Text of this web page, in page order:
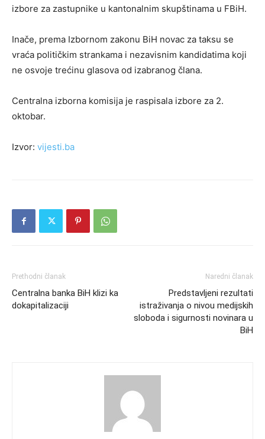
izbore za zastupnike u kantonalnim skupštinama u FBiH.
Inače, prema Izbornom zakonu BiH novac za taksu se
vraća političkim strankama i nezavisnim kandidatima koji
ne osvoje trećinu glasova od izabranog člana.
Centralna izborna komisija je raspisala izbore za 2.
oktobar.
Izvor: vijesti.ba
Prethodni članak
Centralna banka BiH klizi ka
dokapitalizaciji
Naredni članak
Predstavljeni rezultati
istraživanja o nivou medijskih
sloboda i sigurnosti novinara u
BiH